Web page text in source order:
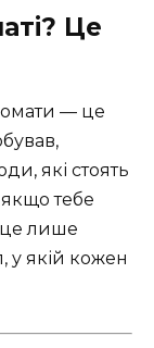
Це
— це
які стоять
якщо тебе
це лише
у якій кожен